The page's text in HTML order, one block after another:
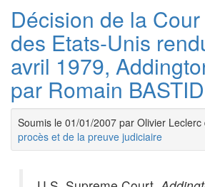
Décision de la
des Etats-Unis
avril 1979,
par Romain
Soumis le 01/01/2007 par Olivier Leclerc
procès et de la preuve judiciaire